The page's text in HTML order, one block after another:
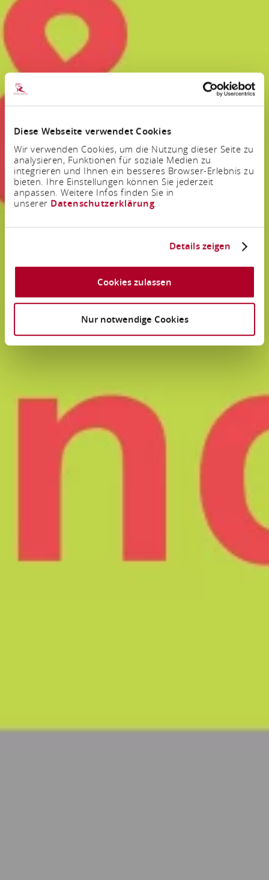
Diese Webseite verwendet Cookies
Wir verwenden Cookies, um die Nutzung dieser Seite zu
analysieren, Funktionen für soziale Medien zu
integrieren und Ihnen ein besseres Browser-Erlebnis zu
bieten. Ihre Einstellungen können Sie jederzeit
anpassen. Weitere Infos finden Sie in
unserer Datenschutzerklärung.
Details zeigen
Cookies zulassen
Nur notwendige Cookies